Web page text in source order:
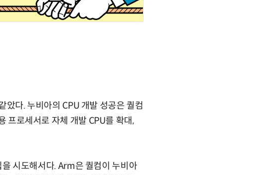
았다. 누비아의 CPU 개발 성공은 퀄컴
프로세서로 자체 개발 CPU를 확대,
시도해서다. Arm은 퀄컴이 누비아